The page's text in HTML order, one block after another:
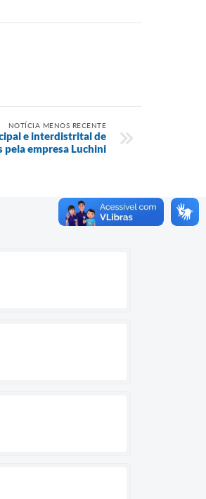
NOTÍCIA MENOS RECENTE
e interdistrital de
pela empresa Luchini